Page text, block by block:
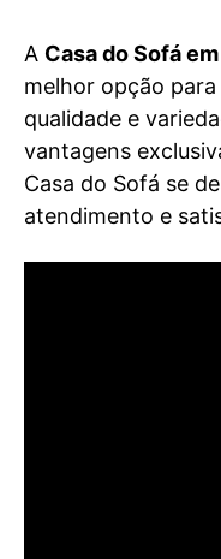
A Casa do Sofá
melhor opção
qualidade e
vantagens
Casa do Sofá se
atendimento e